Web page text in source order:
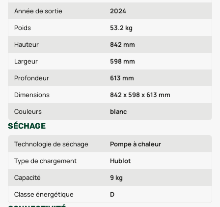
Année de sortie
2024
Poids
53.2 kg
Hauteur
842 mm
Largeur
598 mm
Profondeur
613 mm
Dimensions
842 x 598 x 613 mm
Couleurs
blanc
SÉCHAGE
Technologie de séchage
Pompe à chaleur
Type de chargement
Hublot
Capacité
9 kg
Classe énergétique
D